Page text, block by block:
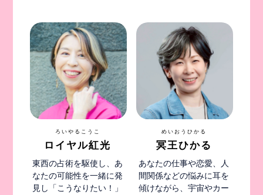
ろいやるこうこ
ロイヤル紅光
東西の占術を駆使し、あ
なたの可能性を一緒に発
見し「こうなりたい！」
めいおうひかる
冥王ひかる
あなたの仕事や恋愛、人
間関係などの悩みに耳を
傾けながら、宇宙やカー